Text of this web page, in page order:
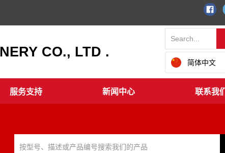
CO., LTD .
简体中文
服务支持 新闻中心 联系我们